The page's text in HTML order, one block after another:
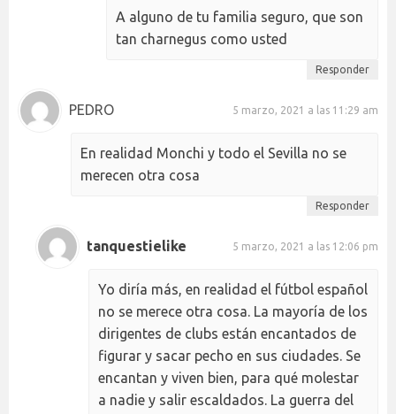
A alguno de tu familia seguro, que son
tan charnegus como usted
Responder
PEDRO 5 marzo, 2021 a las 11:29 am
En realidad Monchi y todo el Sevilla no se
merecen otra cosa
Responder
tanquestielike 5 marzo, 2021 a las 12:06 pm
Yo diría más, en realidad el fútbol español
no se merece otra cosa. La mayoría de los
dirigentes de clubs están encantados de
figurar y sacar pecho en sus ciudades. Se
encantan y viven bien, para qué molestar
a nadie y salir escaldados. La guerra del